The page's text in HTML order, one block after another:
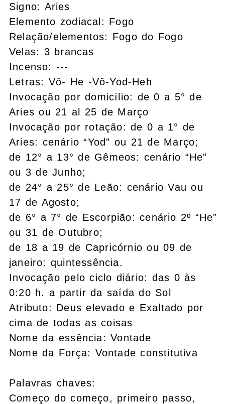
Signo: Aries
Elemento zodiacal: Fogo
Relação/elementos: Fogo do Fogo
Velas: 3 brancas
Incenso: ---
Letras: Vô- He -Vô-Yod-Heh
Invocação por domicílio: de 0 a 5° de
Aries ou 21 al 25 de Março
Invocação por rotação: de 0 a 1° de
Aries: cenário “Yod” ou 21 de Março;
de 12° a 13° de Gêmeos: cenário “He”
ou 3 de Junho;
de 24° a 25° de Leão: cenário Vau ou
17 de Agosto;
de 6° a 7° de Escorpião: cenário 2º “He”
ou 31 de Outubro;
de 18 a 19 de Capricórnio ou 09 de
janeiro: quintessência.
Invocação pelo ciclo diário: das 0 às
0:20 h. a partir da saída do Sol
Atributo: Deus elevado e Exaltado por
cima de todas as coisas
Nome da essência: Vontade
Nome da Força: Vontade constitutiva
Palavras chaves:
Começo do começo, primeiro passo,